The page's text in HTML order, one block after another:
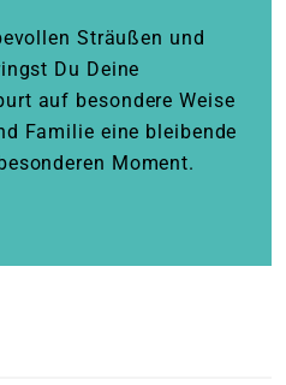
Sträußen und
Du Deine
auf besondere Weise
Familie eine bleibende
Moment.